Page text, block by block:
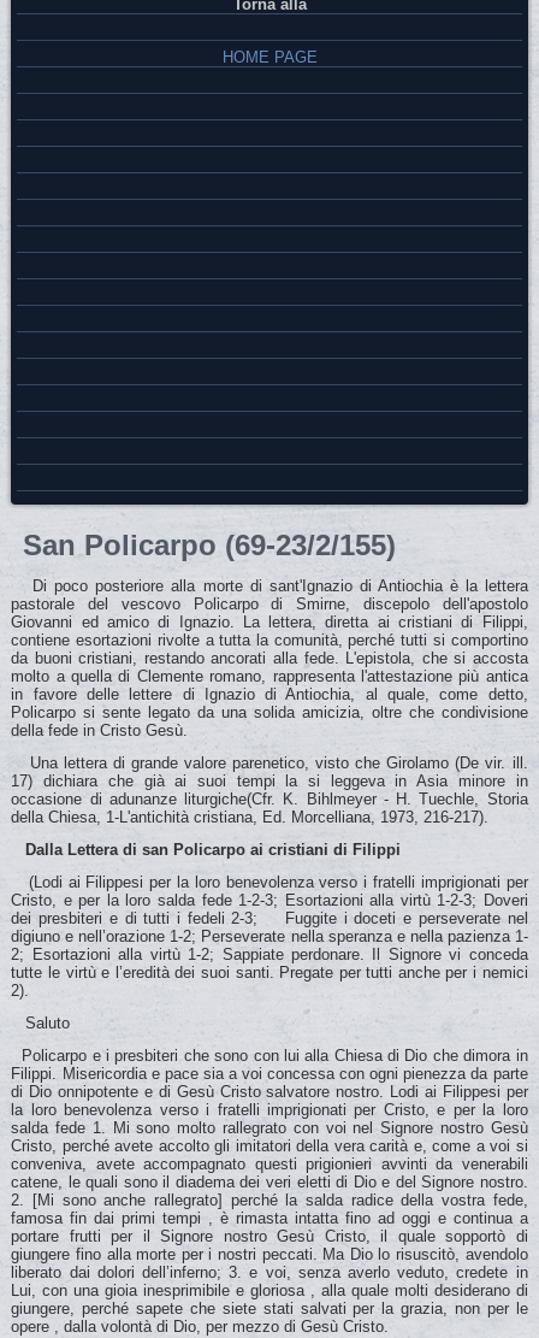
Torna alla
HOME PAGE
San Policarpo (69-23/2/155)
Di poco posteriore alla morte di sant'Ignazio di Antiochia è la lettera
pastorale del vescovo Policarpo di Smirne, discepolo dell'apostolo
Giovanni ed amico di Ignazio. La lettera, diretta ai cristiani di Filippi,
contiene esortazioni rivolte a tutta la comunità, perché tutti si comportino
da buoni cristiani, restando ancorati alla fede. L'epistola, che si accosta
molto a quella di Clemente romano, rappresenta l'attestazione più antica
in favore delle lettere di Ignazio di Antiochia, al quale, come detto,
Policarpo si sente legato da una solida amicizia, oltre che condivisione
della fede in Cristo Gesù.
Una lettera di grande valore parenetico, visto che Girolamo (De vir. ill.
17) dichiara che già ai suoi tempi la si leggeva in Asia minore in
occasione di adunanze liturgiche(Cfr. K. Bihlmeyer - H. Tuechle, Storia
della Chiesa, 1-L'antichità cristiana, Ed. Morcelliana, 1973, 216-217).
Dalla Lettera di san Policarpo ai cristiani di Filippi
(Lodi ai Filippesi per la loro benevolenza verso i fratelli imprigionati per
Cristo, e per la loro salda fede 1-2-3; Esortazioni alla virtù 1-2-3; Doveri
dei presbiteri e di tutti i fedeli 2-3; Fuggite i doceti e perseverate nel
digiuno e nell’orazione 1-2; Perseverate nella speranza e nella pazienza 1-
2; Esortazioni alla virtù 1-2; Sappiate perdonare. Il Signore vi conceda
tutte le virtù e l’eredità dei suoi santi. Pregate per tutti anche per i nemici
2).
Saluto
Policarpo e i presbiteri che sono con lui alla Chiesa di Dio che dimora in
Filippi. Misericordia e pace sia a voi concessa con ogni pienezza da parte
di Dio onnipotente e di Gesù Cristo salvatore nostro. Lodi ai Filippesi per
la loro benevolenza verso i fratelli imprigionati per Cristo, e per la loro
salda fede 1. Mi sono molto rallegrato con voi nel Signore nostro Gesù
Cristo, perché avete accolto gli imitatori della vera carità e, come a voi si
conveniva, avete accompagnato questi prigionieri avvinti da venerabili
catene, le quali sono il diadema dei veri eletti di Dio e del Signore nostro.
2. [Mi sono anche rallegrato] perché la salda radice della vostra fede,
famosa fin dai primi tempi , è rimasta intatta fino ad oggi e continua a
portare frutti per il Signore nostro Gesù Cristo, il quale sopportò di
giungere fino alla morte per i nostri peccati. Ma Dio lo risuscitò, avendolo
liberato dai dolori dell’inferno; 3. e voi, senza averlo veduto, credete in
Lui, con una gioia inesprimibile e gloriosa , alla quale molti desiderano di
giungere, perché sapete che siete stati salvati per la grazia, non per le
opere , dalla volontà di Dio, per mezzo di Gesù Cristo.